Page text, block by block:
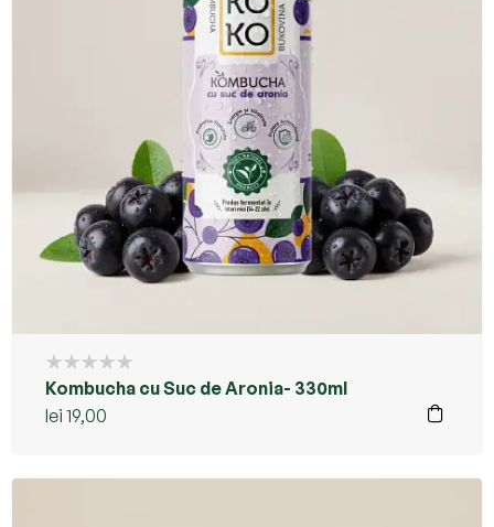
Kombucha cu Suc de Aronia- 330ml
lei 19,00